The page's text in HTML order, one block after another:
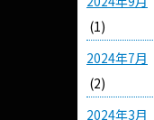
(1)
2024年7月
(2)
2024年3月